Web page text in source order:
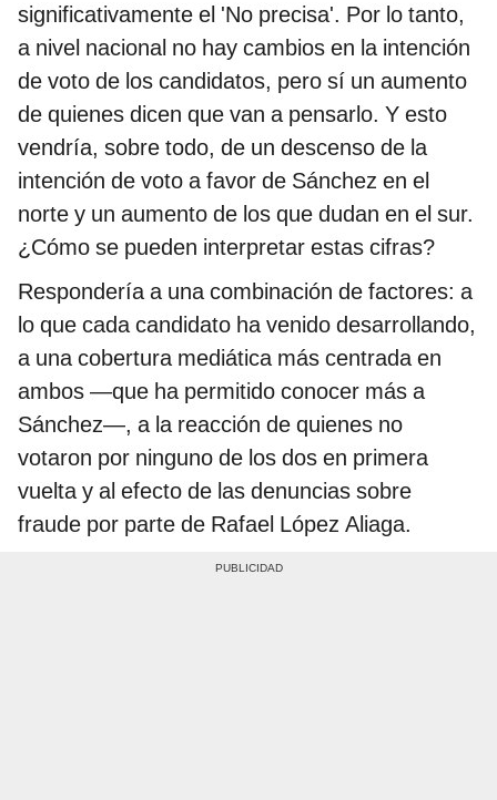
significativamente el 'No precisa'. Por lo tanto,
a nivel nacional no hay cambios en la intención
de voto de los candidatos, pero sí un aumento
de quienes dicen que van a pensarlo. Y esto
vendría, sobre todo, de un descenso de la
intención de voto a favor de Sánchez en el
norte y un aumento de los que dudan en el sur.
¿Cómo se pueden interpretar estas cifras?
Respondería a una combinación de factores: a
lo que cada candidato ha venido desarrollando,
a una cobertura mediática más centrada en
ambos —que ha permitido conocer más a
Sánchez—, a la reacción de quienes no
votaron por ninguno de los dos en primera
vuelta y al efecto de las denuncias sobre
fraude por parte de Rafael López Aliaga.